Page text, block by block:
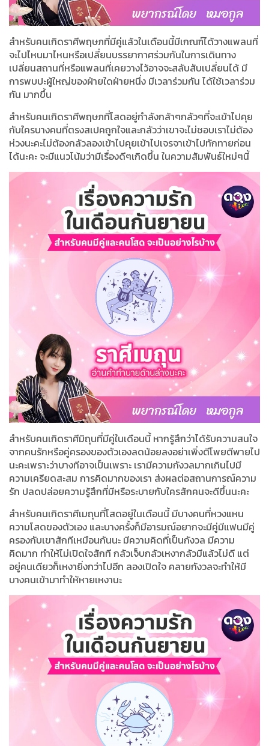
สำหรับคนเกิดราศีพฤษภที่มีคู่แล้วในเดือนนี้มีเกณฑ์ได้วางแพลนที่
จะไปไหนมาไหนหรือเปลี่ยนบรรยากาศร่วมกันในการเดินทาง
เปลี่ยนสถานที่หรือแพลนที่เคยวางไว้อาจจะสลับสับเปลี่ยนได้ มี
การพบปะผู้ใหญ่ของฝ่ายใดฝ่ายหนึ่ง มีเวลาร่วมกัน ได้ใช้เวลาร่วม
กัน มากขึ้น
สำหรับคนเกิดราศีพฤษภที่โสดอยู่กำลังกล้าๆกลัวๆที่จะเข้าไปคุย
กับใครบางคนที่ตรงสเปคถูกใจและกลัวว่าเขาจะไม่ชอบเราไม่ต้อง
ห่วงนะคะไม่ต้องกลัวลองเข้าไปคุยเข้าไปเจรจาเข้าไปทักทายก่อน
ได้นะคะ จะมีแนวโน้มว่ามีเรื่องดีๆเกิดขึ้น ในความสัมพันธ์ใหม่ๆนี้
สำหรับคนเกิดราศีมิถุนที่มีคู่ในเดือนนี้ หากรู้สึกว่าได้รับความสนใจ
จากคนรักหรือคู่ครองของตัวเองลดน้อยลงอย่าเพิ่งตีโพยตีพายไป
นะคะเพราะว่าบางทีอาจเป็นเพราะ เรามีความกังวลมากเกินไปมี
ความเครียดสะสม การคิดมากของเรา ส่งผลต่อสถานการณ์ความ
รัก ปลดปล่อยความรู้สึกที่มีหรือระบายกับใครสักคนจะดีขึ้นนะคะ
สำหรับคนเกิดราศีเมถุนที่โสดอยู่ในเดือนนี้ มีบางคนที่หวงแหน
ความโสดของตัวเอง และบางครั้งก็มีอารมณ์อยากจะมีคู่มีแฟนมีคู่
ครองกับเขาสักทีเหมือนกันนะ มีความคิดที่เป็นกังวล มีความ
คิดมาก ทำให้ไม่เปิดใจสักที กลัวเจ็บกลัวเหงากลัวมีแล้วไม่ดี แต่
อยู่คนเดียวก็เหงายิ่งกว่าไปอีก ลองเปิดใจ คลายกังวลจะทำให้มี
บางคนเข้ามาทำให้หายเหงานะ